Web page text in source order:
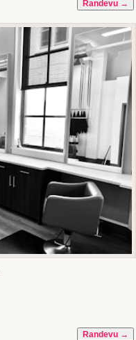
Randevu →
Randevu →